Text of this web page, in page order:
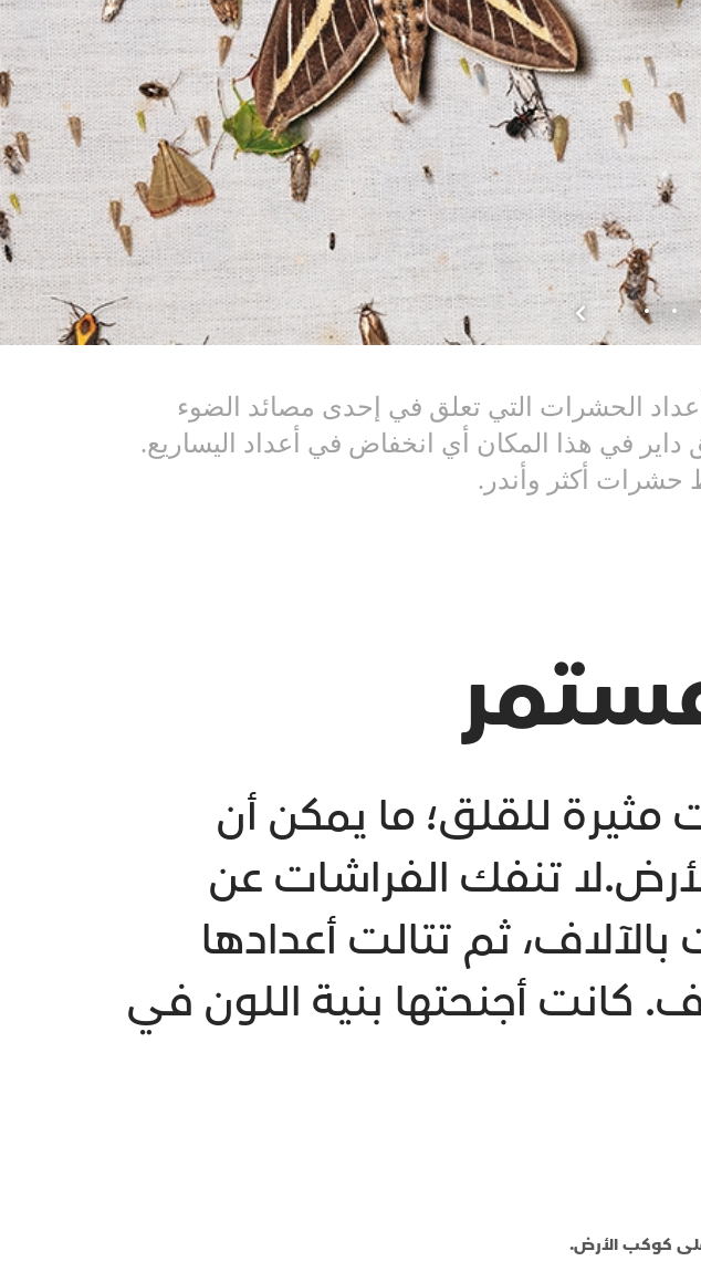
الحشرات التي تعلق في إحدى مصائد الضوء
داير في هذا المكان أي انخفاض في أعداد اليساريع.
حشرات أكثر وأندر.
مثيرة للقلق؛ ما يمكن أن
تنفك الفراشات عن
ثم تتالت أعدادها
كانت أجنحتها بنية اللون في
كوكب الأرض.